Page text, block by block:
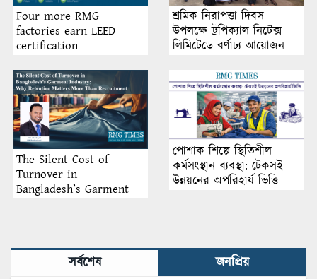
Four more RMG
factories earn LEED
certification
শ্রমিক নিরাপত্তা দিবস
উপলক্ষে ট্রপিক্যাল নিটেক্স
লিমিটেডে বর্ণাঢ্য আয়োজন
The Silent Cost of
Turnover in
Bangladesh’s Garment
পোশাক শিল্পে স্থিতিশীল
কর্মসংস্থান ব্যবস্থা: টেকসই
উন্নয়নের অপরিহার্য ভিত্তি
সর্বশেষ জনপ্রিয়